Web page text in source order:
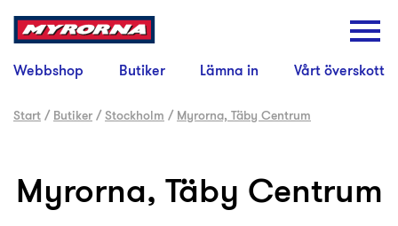
Webbshop Butiker Lämna in Vårt överskott
Start / Butiker /Stockholm / Myrorna, Täby Centrum
Myrorna, Täby Centrum